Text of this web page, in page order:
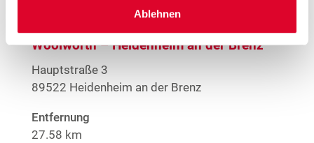
Ablehnen
Woolworth – Heidenheim an der Brenz
Hauptstraße 3
89522 Heidenheim an der Brenz
Entfernung
27.58 km